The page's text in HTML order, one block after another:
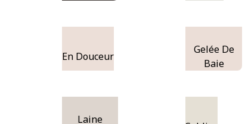
En Douceur
Gelée De
Baie
Laine